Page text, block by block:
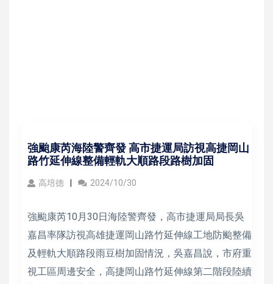
強颱康芮海陸警齊發 高市捷運局訪視高捷岡山
路竹延伸線整備輕軌大順路段路樹加固
高培德 2024/10/30
強颱康芮10月30日海陸警齊發，高市捷運局局長吳
嘉昌率隊訪視高雄捷運岡山路竹延伸線工地防颱整備
及輕軌大順路段雨豆樹加固情況，吳嘉昌說，市府重
視工區周邊安全，高捷岡山路竹延伸線第二階段陸續